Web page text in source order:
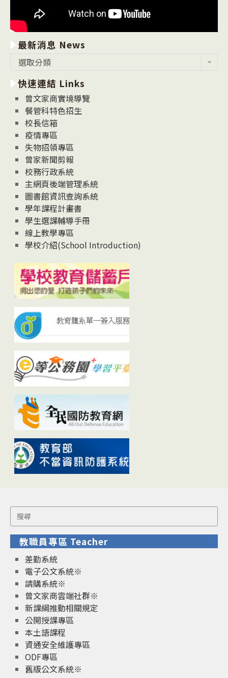
最新消息 News
消
息
News
選取分類
快速連結 Links
曾文家商實境導覽
餐管科特色招生
校長信箱
疫情專區
失物招領專區
曾家新聞剪報
校務行政系統
主網頁後端管理系統
圖書館資訊查詢系統
學年課程計畫書
學生選課輔導手冊
線上教學專區
學校介紹(School Introduction)
Search
for:
教職員專區 Teacher
差勤系統
電子公文系統※
請購系統※
曾文家商雲端社群※
新課綱推動相關規定
公開授課專區
本土語課程
資通安全維護專區
ODF專區
舊版公文系統※